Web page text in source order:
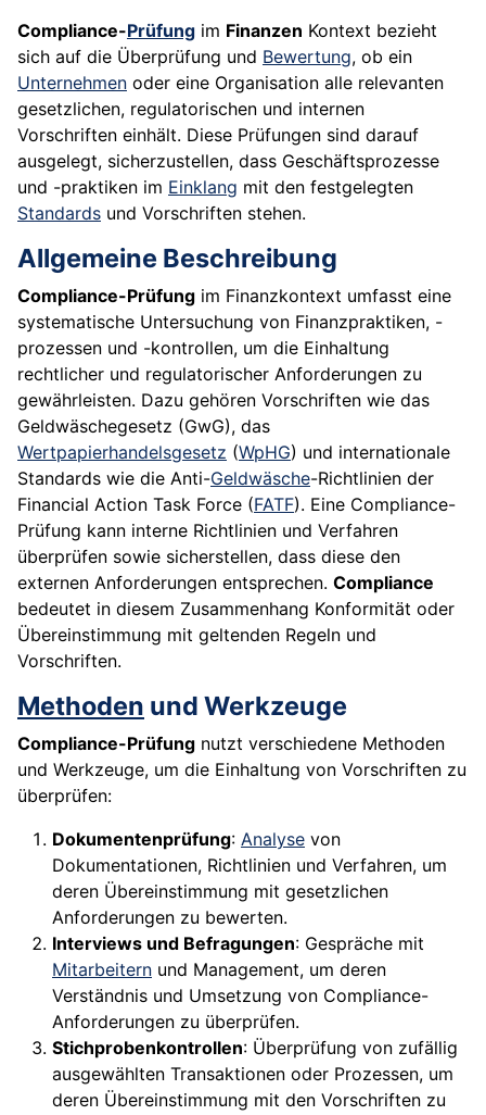
Compliance-Prüfung im Finanzen Kontext bezieht
sich auf die Überprüfung und Bewertung, ob ein
Unternehmen oder eine Organisation alle relevanten
gesetzlichen, regulatorischen und internen
Vorschriften einhält. Diese Prüfungen sind darauf
ausgelegt, sicherzustellen, dass Geschäftsprozesse
und -praktiken im Einklang mit den festgelegten
Standards und Vorschriften stehen.
Allgemeine Beschreibung
Compliance-Prüfung im Finanzkontext umfasst eine
systematische Untersuchung von Finanzpraktiken, -
prozessen und -kontrollen, um die Einhaltung
rechtlicher und regulatorischer Anforderungen zu
gewährleisten. Dazu gehören Vorschriften wie das
Geldwäschegesetz (GwG), das
Wertpapierhandelsgesetz (WpHG) und internationale
Standards wie die Anti-Geldwäsche-Richtlinien der
Financial Action Task Force (FATF). Eine Compliance-
Prüfung kann interne Richtlinien und Verfahren
überprüfen sowie sicherstellen, dass diese den
externen Anforderungen entsprechen. Compliance
bedeutet in diesem Zusammenhang Konformität oder
Übereinstimmung mit geltenden Regeln und
Vorschriften.
Methoden und Werkzeuge
Compliance-Prüfung nutzt verschiedene Methoden
und Werkzeuge, um die Einhaltung von Vorschriften zu
überprüfen:
Dokumentenprüfung: Analyse von
Dokumentationen, Richtlinien und Verfahren, um
deren Übereinstimmung mit gesetzlichen
Anforderungen zu bewerten.
Interviews und Befragungen: Gespräche mit
Mitarbeitern und Management, um deren
Verständnis und Umsetzung von Compliance-
Anforderungen zu überprüfen.
Stichprobenkontrollen: Überprüfung von zufällig
ausgewählten Transaktionen oder Prozessen, um
deren Übereinstimmung mit den Vorschriften zu